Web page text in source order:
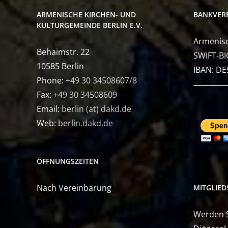
ARMENISCHE KIRCHEN- UND
KULTURGEMEINDE BERLIN E.V.
Behaimstr. 22
10585 Berlin
Phone: +49 30 34508607/8
Fax: +49 30 34508609
Email: berlin (at) dakd.de
Web: berlin.dakd.de
ÖFFNUNGSZEITEN
Nach Vereinbarung
SWIFT-
IBAN:
Werden